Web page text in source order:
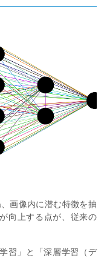
画像内に潜む特徴を抽
向上する点が、従来の
習」と「深層学習（デ